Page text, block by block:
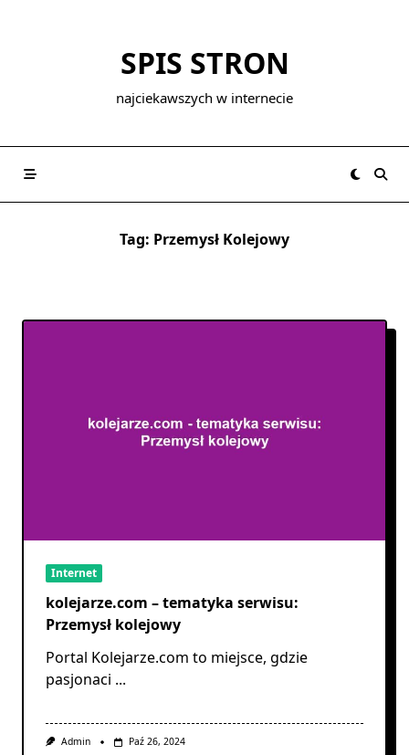
SPIS STRON
najciekawszych w internecie
Tag: Przemysł Kolejowy
Internet
kolejarze.com – tematyka serwisu:
Przemysł kolejowy
Portal Kolejarze.com to miejsce, gdzie
pasjonaci ...
Admin Paź 26, 2024